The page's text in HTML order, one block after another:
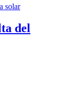
solar
del